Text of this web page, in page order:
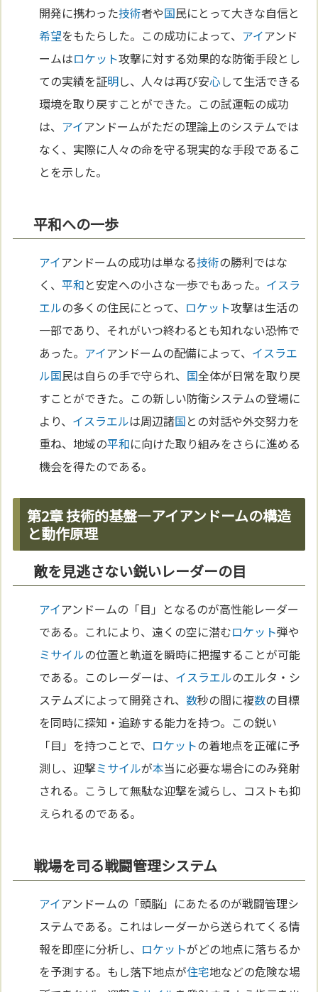
開発に携わった技術者や国民にとって大きな自信と
希望をもたらした。この成功によって、 アイアンド
ームはロケット攻撃に対する効果的な防衛手段とし
ての実績を証明し、人々は再び安心して生活できる
環境を取り戻すことができた。この試運転の成功
は、 アイアンドームがただの理論上のシステムでは
なく、実際に人々の命を守る現実的な手段であるこ
とを示した。
平和への一歩
アイアンドームの成功は単なる技術の勝利ではな
く、平和と安定への小さな一歩でもあった。 イスラ
エルの多くの住民にとって、 ロケット攻撃は生活の
一部であり、それがいつ終わるとも知れない恐怖で
あった。 アイアンドームの配備によって、 イスラエ
ル国民は自らの手で守られ、 国全体が日常を取り戻
すことができた。この新しい防衛システムの登場に
より、 イスラエルは周辺諸国との対話や外交努力を
重ね、地域の平和に向けた取り組みをさらに進める
機会を得たのである。
第2章 技術的基盤―アイアンドームの構造
と動作原理
敵を見逃さない鋭いレーダーの目
アイアンドームの「目」となるのが高性能レーダー
である。これにより、遠くの空に潜むロケット弾や
ミサイルの位置と軌道を瞬時に把握することが可能
である。このレーダーは、 イスラエルのエルタ・シ
ステムズによって開発され、数秒の間に複数の目標
を同時に探知・追跡する能力を持つ。この鋭い
「目」を持つことで、 ロケットの着地点を正確に予
測し、迎撃ミサイルが本当に必要な場合にのみ発射
される。こうして無駄な迎撃を減らし、コストも抑
えられるのである。
戦場を司る戦闘管理システム
アイアンドームの「頭脳」にあたるのが戦闘管理シ
ステムである。これはレーダーから送られてくる情
報を即座に分析し、 ロケットがどの地点に落ちるか
を予測する。もし落下地点が住宅地などの危険な場